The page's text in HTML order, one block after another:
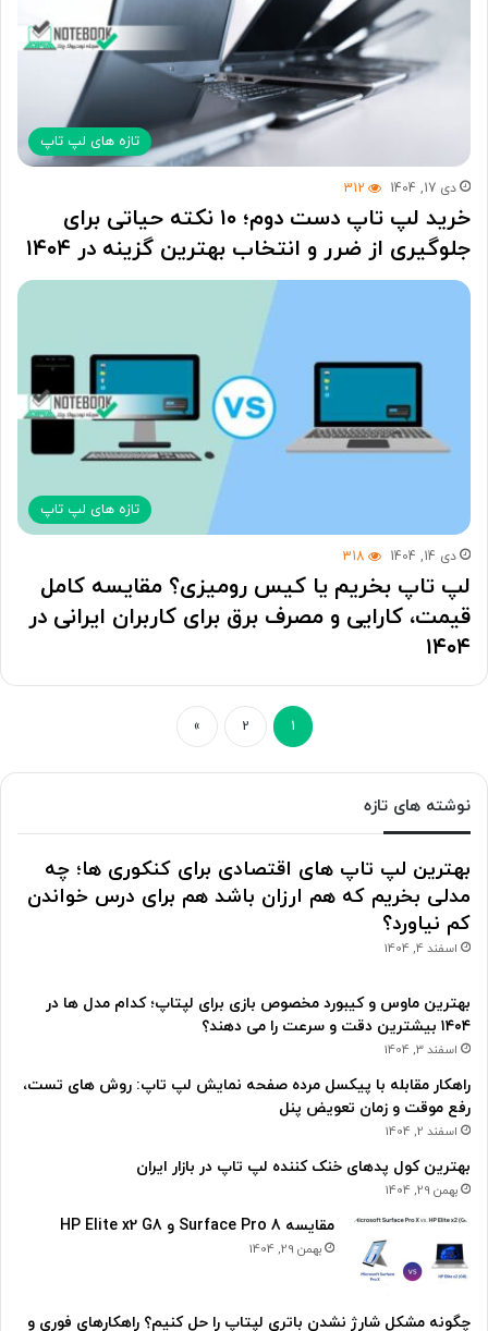
تازه های لپ تاپ
دی 17, 1404 312
خرید لپ تاپ دست دوم؛ ۱۰ نکته حیاتی برای
جلوگیری از ضرر و انتخاب بهترین گزینه در ۱۴۰۴
تازه های لپ تاپ
دی 14, 1404 318
لپ تاپ بخریم یا کیس رومیزی؟ مقایسه کامل
قیمت، کارایی و مصرف برق برای کاربران ایرانی در
۱۴۰۴
1
2
»
نوشته های تازه
بهترین لپ تاپ های اقتصادی برای کنکوری ها؛ چه
مدلی بخریم که هم ارزان باشد هم برای درس خواندن
کم نیاورد؟
اسفند 4, 1404
بهترین ماوس و کیبورد مخصوص بازی برای لپتاپ؛ کدام مدل ها در
۱۴۰۴ بیشترین دقت و سرعت را می دهند؟
اسفند 3, 1404
راهکار مقابله با پیکسل مرده صفحه نمایش لپ تاپ: روش های تست،
رفع موقت و زمان تعویض پنل
اسفند 2, 1404
بهترین کول پدهای خنک کننده لپ تاپ در بازار ایران
بهمن 29, 1404
مقایسه Surface Pro 8 و HP Elite x2 G8
بهمن 29, 1404
چگونه مشکل شارژ نشدن باتری لپتاپ را حل کنیم؟ راهکارهای فوری و